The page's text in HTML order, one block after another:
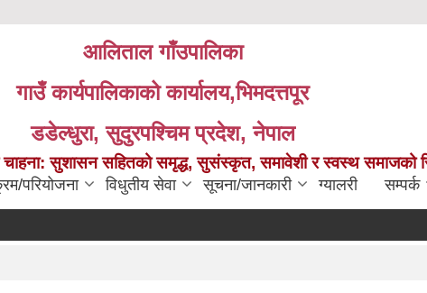
आलिताल गाँउपालिका
गाउँ कार्यपालिकाको कार्यालय,भिमदत्तपूर
डडेल्धुरा, सुदुरपश्चिम प्रदेश, नेपाल
चाहना: सुशासन सहितको समृद्ध, सुसंस्कृत, समावेशी र स्वस्थ समाजको
परियोजना विधुतीय सेवा सूचना/जानकारी ग्यालरी सम्पर्क